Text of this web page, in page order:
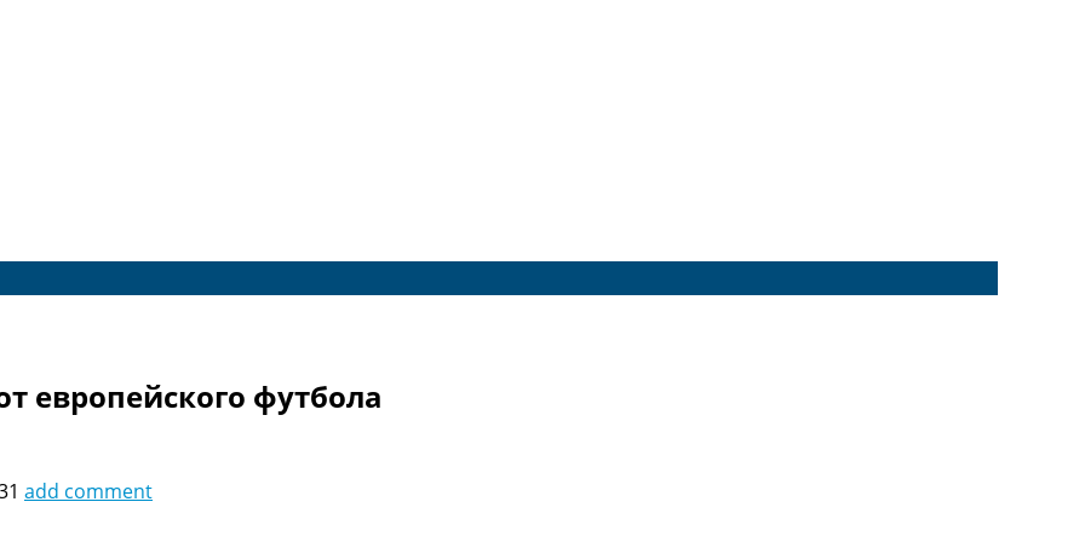
европейского футбола
add comment